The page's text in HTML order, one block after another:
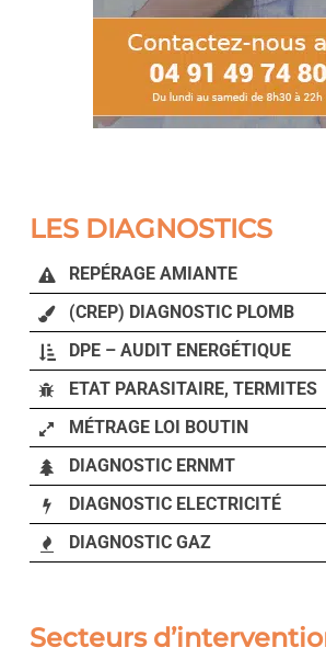
LES DIAGNOSTICS
REPÉRAGE AMIANTE
(CREP) DIAGNOSTIC PLOMB
DPE – AUDIT ENERGÉTIQUE
ETAT PARASITAIRE, TERMITES
MÉTRAGE LOI BOUTIN
DIAGNOSTIC ERNMT
DIAGNOSTIC ELECTRICITÉ
DIAGNOSTIC GAZ
Secteurs